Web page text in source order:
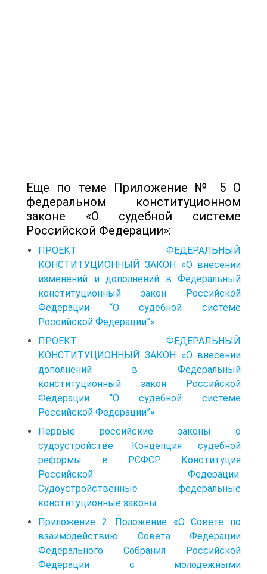
Еще по теме Приложение № 5 О
федеральном конституционном
законе «О судебной системе
Российской Федерации»:
ПРОЕКТ ФЕДЕРАЛЬНЫЙ
КОНСТИТУЦИОННЫЙ ЗАКОН «О внесении
изменений и дополнений в Федеральный
конституционный закон Российской
Федерации “О судебной системе
Российской Федерации”»
ПРОЕКТ ФЕДЕРАЛЬНЫЙ
КОНСТИТУЦИОННЫЙ ЗАКОН «О внесении
дополнений в Федеральный
конституционный закон Российской
Федерации “О судебной системе
Российской Федерации”»
Первые российские законы о
судоустройстве. Концепция су­дебной
реформы в РСФСР. Конституция
Российской Федерации.
Судоустройственные федеральные
конституционные законы.
Приложение 2. Положение «О Совете по
взаимодействию Совета Федерации
Федерального Собрания Российской
Федерации с молодежными